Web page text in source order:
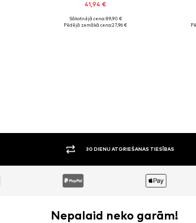
41,94 €
Pieejamie izmēri: 39
Sākotnējā cena: 89,90 €
Pēdējā zemākā cena:27,96 €
30 DIENU ATGRIEŠANAS TIESĪBAS
Nepalaid neko garām!